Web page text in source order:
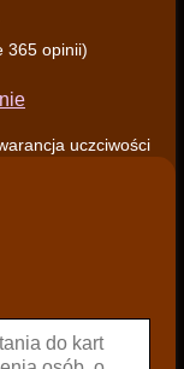
365 opinii)
uczciwości